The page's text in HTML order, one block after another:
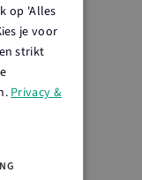
op 'Alles
je voor
strikt
Privacy &